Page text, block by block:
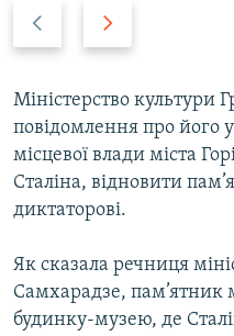
УКР
ДОЛУЧАЙСЯ!
Усі сайти RFE/RL
Назад Вперед
Міністерство культури
повідомлення про його
місцевої влади міста
Сталіна, відновити
диктаторові.
Як сказала речниця
Самхарадзе, пам’ятник
будинку-музею, де